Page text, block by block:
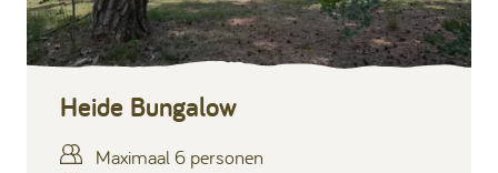
Heide Bungalow
Maximaal 6 personen